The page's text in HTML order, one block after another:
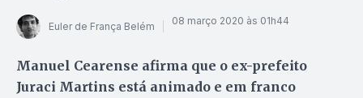
Euler de França Belém 08 março 2020 às 01h44
Manuel Cearense afirma que o ex-prefeito
Juraci Martins está animado e em franco